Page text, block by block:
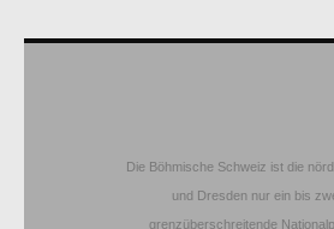
Die Böhmische Schweiz ist die
und Dresden nur ein bis
grenzüberschreitende